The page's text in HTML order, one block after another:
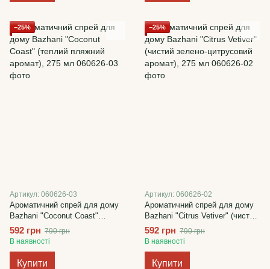
−25%
Артикул: 060626-03
Ароматичний спрей для дому
Bazhani "Coconut Coast"
(теплий пляжний аромат), 275
мл
592 грн 790 грн
В наявності
Купити
−25%
Артикул: 060626-02
Ароматичний спрей для дому
Bazhani "Citrus Vetiver" (чистий
зелено-цитрусовий аромат),
275 мл
592 грн 790 грн
В наявності
Купити